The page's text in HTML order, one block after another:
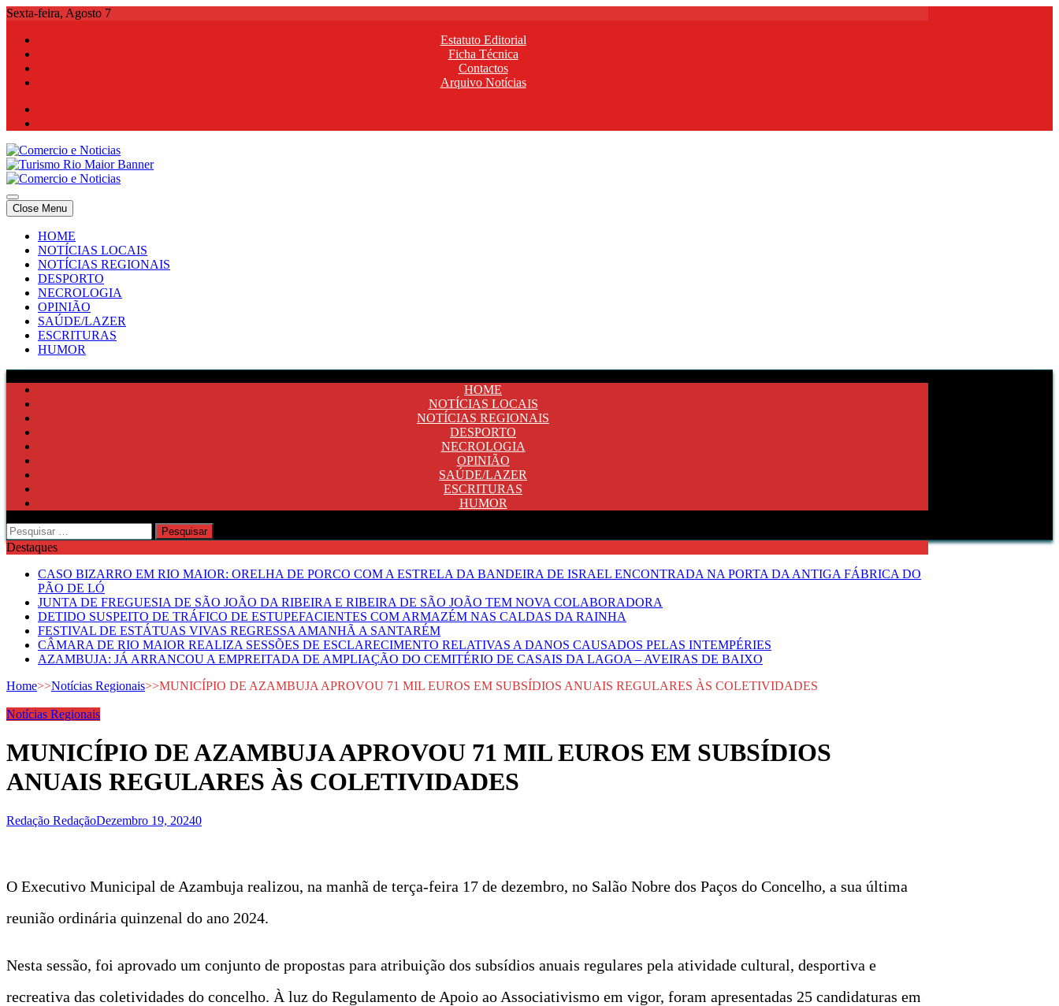
Skip
content
Sexta-feira, Agosto 7
Estatuto Editorial
Ficha Técnica
Contactos
Arquivo Notícias
Comercio e Noticias
Notícias e Publicidade Online
Comercio e Noticias
Notícias e Publicidade Online
Close Menu
HOME
NOTÍCIAS LOCAIS
NOTÍCIAS REGIONAIS
DESPORTO
NECROLOGIA
OPINIÃO
SAÚDE/LAZER
ESCRITURAS
HUMOR
HOME
NOTÍCIAS LOCAIS
NOTÍCIAS REGIONAIS
DESPORTO
NECROLOGIA
OPINIÃO
SAÚDE/LAZER
ESCRITURAS
HUMOR
Pesquisar
por:
Destaques
CASO BIZARRO EM RIO MAIOR: ORELHA DE PORCO COM A ESTRELA DA BANDEIRA DE ISRAEL ENCONTRADA NA PORTA DA ANTIGA FÁBRICA DO
PÃO DE LÓ
JUNTA DE FREGUESIA DE SÃO JOÃO DA RIBEIRA E RIBEIRA DE SÃO JOÃO TEM NOVA COLABORADORA
DETIDO SUSPEITO DE TRÁFICO DE ESTUPEFACIENTES COM ARMAZÉM NAS CALDAS DA RAINHA
FESTIVAL DE ESTÁTUAS VIVAS REGRESSA AMANHÃ A SANTARÉM
CÂMARA DE RIO MAIOR REALIZA SESSÕES DE ESCLARECIMENTO RELATIVAS A DANOS CAUSADOS PELAS INTEMPÉRIES
AZAMBUJA: JÁ ARRANCOU A EMPREITADA DE AMPLIAÇÃO DO CEMITÉRIO DE CASAIS DA LAGOA – AVEIRAS DE BAIXO
Home>>Notícias Regionais>>MUNICÍPIO DE AZAMBUJA APROVOU 71 MIL EUROS EM SUBSÍDIOS ANUAIS REGULARES ÀS COLETIVIDADES
Notícias Regionais
MUNICÍPIO DE AZAMBUJA APROVOU 71 MIL EUROS EM SUBSÍDIOS
ANUAIS REGULARES ÀS COLETIVIDADES
Redação RedaçãoDezembro 19, 20240
O Executivo Municipal de Azambuja realizou, na manhã de terça-feira 17 de dezembro, no Salão Nobre dos Paços do Concelho, a sua última
reunião ordinária quinzenal do ano 2024.
Nesta sessão, foi aprovado um conjunto de propostas para atribuição dos subsídios anuais regulares pela atividade cultural, desportiva e
recreativa das coletividades do concelho. À luz do Regulamento de Apoio ao Associativismo em vigor, foram apresentadas 25 candidaturas em